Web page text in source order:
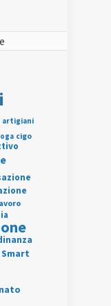
artigiani
cigo
Smart